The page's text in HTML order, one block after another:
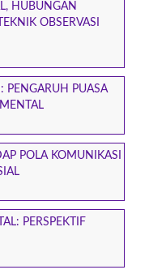
HUBUNGAN
OBSERVASI
PENGARUH PUASA
POLA KOMUNIKASI
PERSPEKTIF